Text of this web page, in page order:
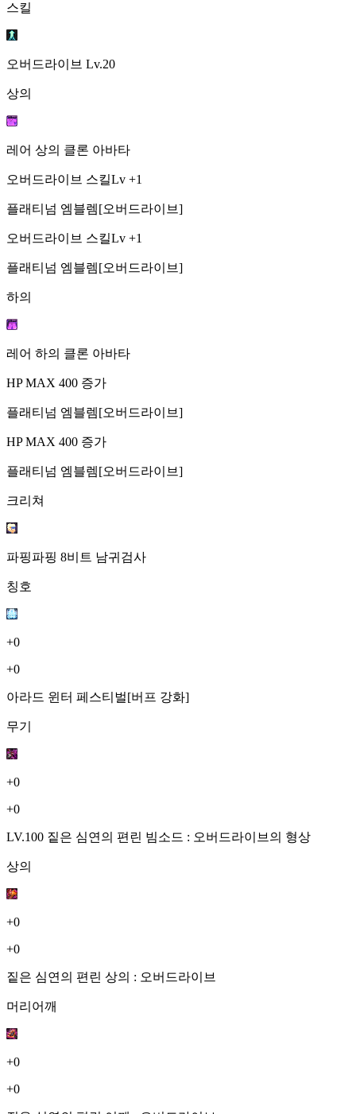
스킬
오버드라이브 Lv.20
상의
레어 상의 클론 아바타
오버드라이브 스킬Lv +1
플래티넘 엠블렘[오버드라이브]
오버드라이브 스킬Lv +1
플래티넘 엠블렘[오버드라이브]
하의
레어 하의 클론 아바타
HP MAX 400 증가
플래티넘 엠블렘[오버드라이브]
HP MAX 400 증가
플래티넘 엠블렘[오버드라이브]
크리쳐
파핑파핑 8비트 남귀검사
칭호
+0
+0
아라드 윈터 페스티벌[버프 강화]
무기
+0
+0
LV.100 짙은 심연의 편린 빔소드 : 오버드라이브의 형상
상의
+0
+0
짙은 심연의 편린 상의 : 오버드라이브
머리어깨
+0
+0